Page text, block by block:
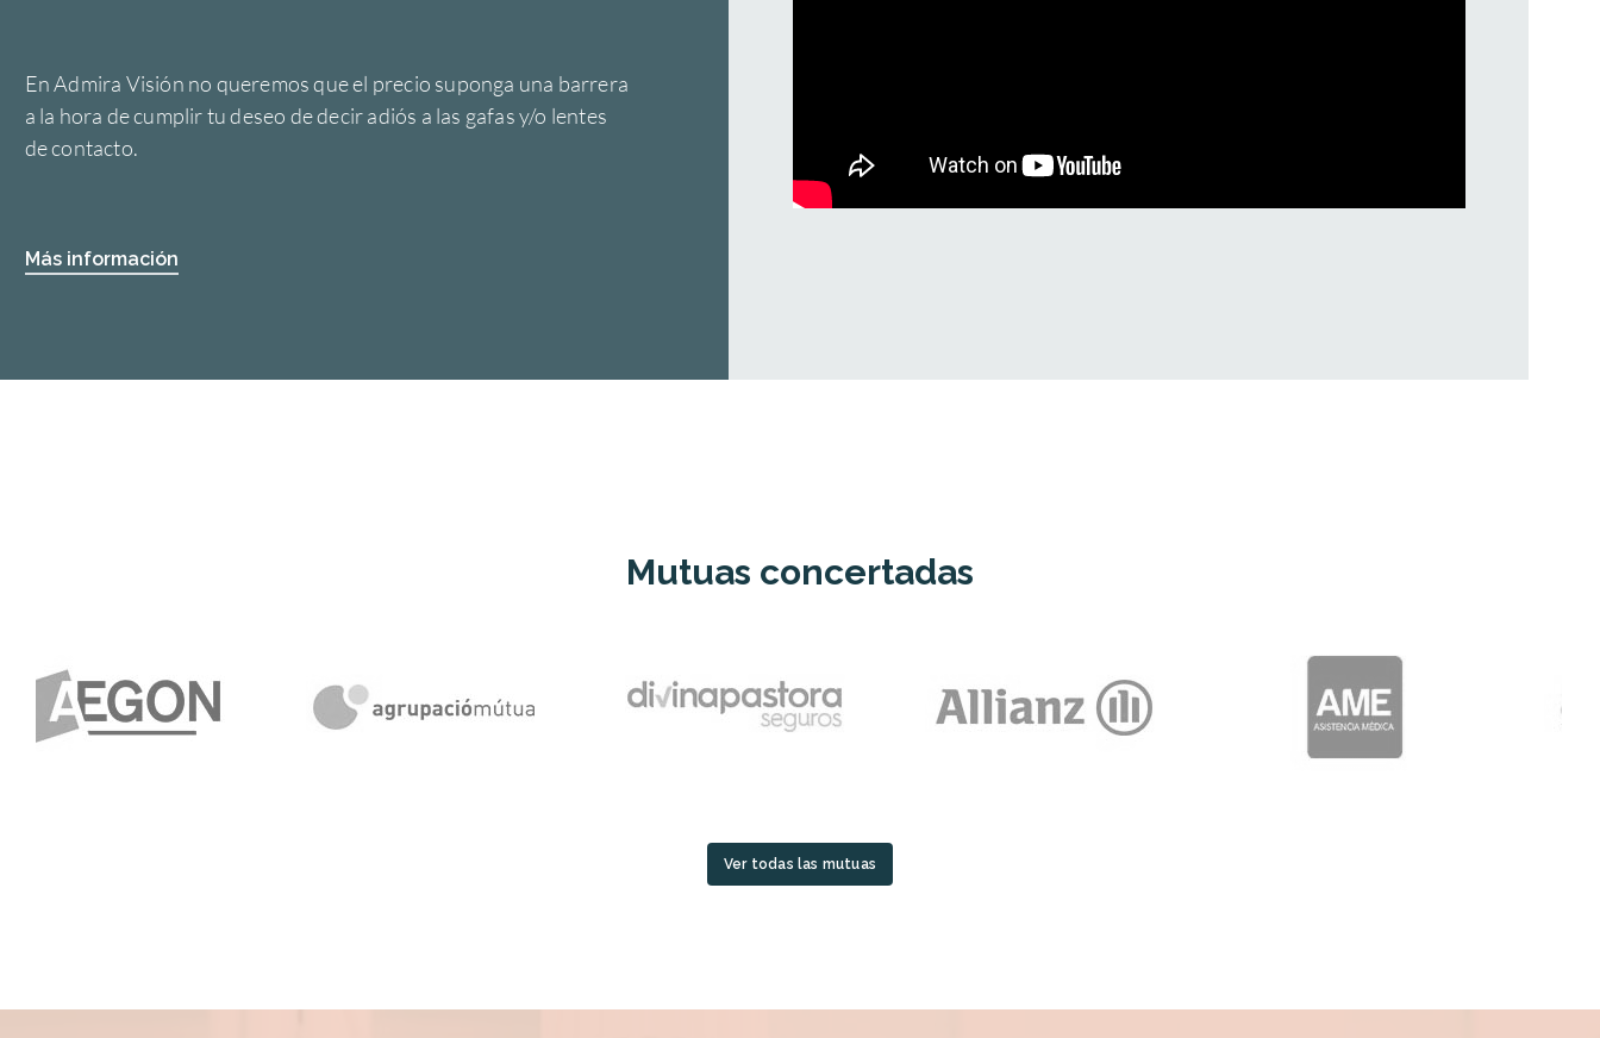
En Admira Visión no queremos que el precio suponga una barrera
a la hora de cumplir tu deseo de decir adiós a las gafas y/o lentes
de contacto.
Más información
Mutuas concertadas
Ver todas las mutuas